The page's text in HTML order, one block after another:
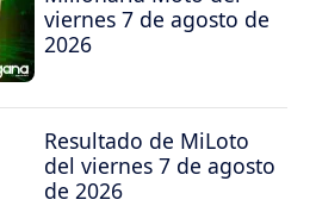
viernes 7 de agosto de
2026
Resultado de MiLoto
del viernes 7 de agosto
de 2026